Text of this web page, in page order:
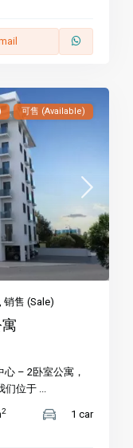
可售 (Available)
,销售 (Sale)
– 2卧室公寓，
们位于 ...
2
1 car